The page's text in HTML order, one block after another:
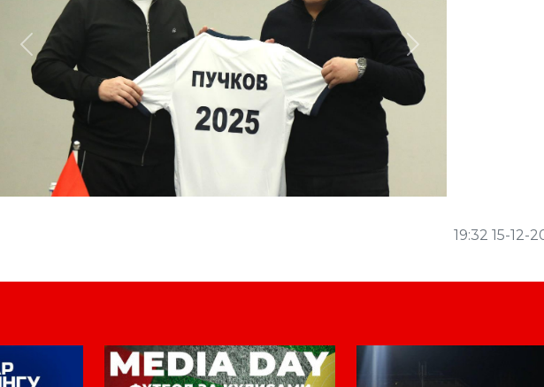
Previous Next
19:32 15-12-